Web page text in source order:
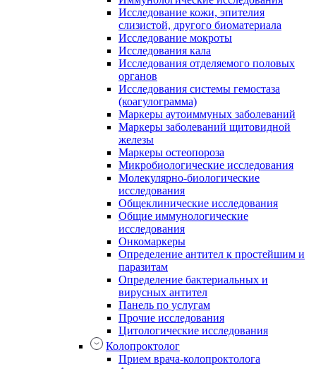
Исследование кожи, эпителия
слизистой, другого биоматериала
Исследование мокроты
Исследования кала
Исследования отделяемого половых
органов
Исследования системы гемостаза
(коагулограмма)
Маркеры аутоиммуных заболеваний
Маркеры заболеваний щитовидной
железы
Маркеры остеопороза
Микробиологические исследования
Молекулярно-биологические
исследования
Общеклинические исследования
Общие иммунологические
исследования
Онкомаркеры
Определение антител к простейшим и
паразитам
Определение бактериальных и
вирусных антител
Панель по услугам
Прочие исследования
Цитологические исследования
Колопроктолог
Прием врача-колопроктолога